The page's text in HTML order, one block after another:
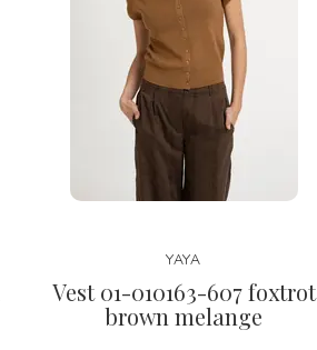
YAYA
Vest 01-010163-607 foxtrot
brown melange